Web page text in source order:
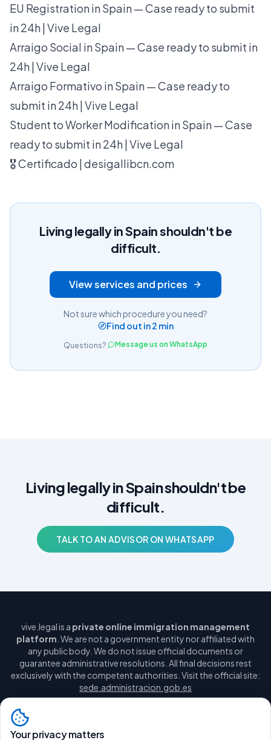
EU Registration in Spain — Case ready to submit
in 24h | Vive Legal
Arraigo Social in Spain — Case ready to submit in
24h | Vive Legal
Arraigo Formativo in Spain — Case ready to
submit in 24h | Vive Legal
Student to Worker Modification in Spain — Case
ready to submit in 24h | Vive Legal
🎖️ Certificado | desigallibcn.com
Living legally in Spain shouldn't be
difficult.
View services and prices
Not sure which procedure you need?
Find out in 2 min
Questions? Message us on WhatsApp
Living legally in Spain shouldn't be
difficult.
TALK TO AN ADVISOR ON WHATSAPP
vive.legal is a private online immigration management
platform . We are not a government entity nor affiliated with
any public body. We do not issue official documents or
guarantee administrative resolutions. All final decisions rest
exclusively with the competent authorities. Visit the official site:
sede.administracion.gob.es
Your privacy matters